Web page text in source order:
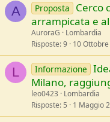
A Proposta
Cerco
arrampicata e
AuroraG
Lombardia
Risposte 9 10
L Informazione
Milano,
leo0423
Lombardia
Risposte 5 1 Maggio